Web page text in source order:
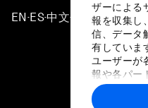
ザーによる
報を収集し
信、データ
有していま
ユーザーが
報や各パー
に収集され
トナーによ
EN ▪ES▪中文▪ 日本語